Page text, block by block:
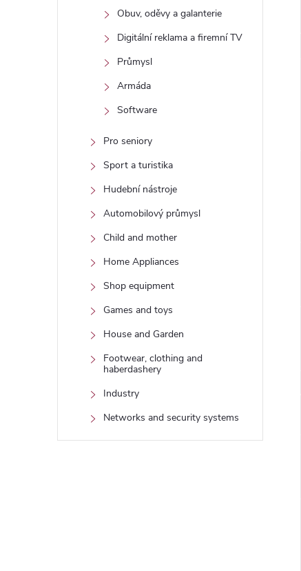
Obuv, oděvy a galanterie
Digitální reklama a firemní TV
Průmysl
Armáda
Software
Pro seniory
Sport a turistika
Hudební nástroje
Automobilový průmysl
Child and mother
Home Appliances
Shop equipment
Games and toys
House and Garden
Footwear, clothing and
haberdashery
Industry
Networks and security systems